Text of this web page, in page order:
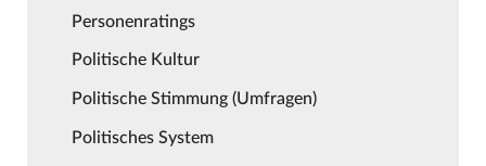
Personenratings
Politische Kultur
Politische Stimmung (Umfragen)
Politisches System